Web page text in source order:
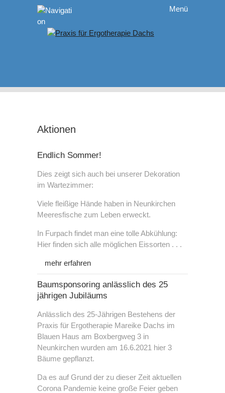
Menü
Startseite
Behandlungen
Behandlungen
Pädiatrie
Handtherapie
Neurofeedback
SRT-Zeptoring
Biofeedback
Team
Aktionen
Jobs
Impressum
Datenschutz
Aktionen
Endlich Sommer!
Dies zeigt sich auch bei unserer Dekoration
im Wartezimmer:
Viele fleißige Hände haben in Neunkirchen
Meeresfische zum Leben erweckt.
In Furpach findet man eine tolle Abkühlung:
Hier finden sich alle möglichen Eissorten . . .
mehr erfahren
Baumsponsoring anlässlich des 25
jährigen Jubiläums
Anlässlich des 25-Jährigen Bestehens der
Praxis für Ergotherapie Mareike Dachs im
Blauen Haus am Boxbergweg 3 in
Neunkirchen wurden am 16.6.2021 hier 3
Bäume gepflanzt.
Da es auf Grund der zu dieser Zeit aktuellen
Corona Pandemie keine große Feier geben